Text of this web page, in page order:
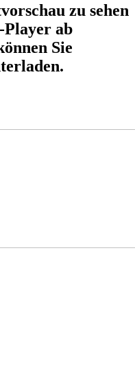
zu sehen
Player ab
Sie